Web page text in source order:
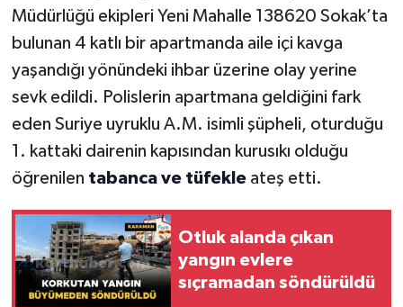
Müdürlüğü ekipleri Yeni Mahalle 138620 Sokak’ta
bulunan 4 katlı bir apartmanda aile içi kavga
yaşandığı yönündeki ihbar üzerine olay yerine
sevk edildi. Polislerin apartmana geldiğini fark
eden Suriye uyruklu A.M. isimli şüpheli, oturduğu
1. kattaki dairenin kapısından kurusıkı olduğu
öğrenilen tabanca ve tüfekleateş etti.
Otluk alanda çıkan
yangın evlere
sıçramadan söndürüldü